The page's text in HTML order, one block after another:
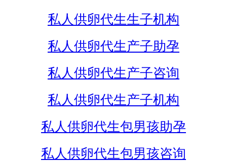
私人供卵代生生子机构
私人供卵代生产子助孕
私人供卵代生产子咨询
私人供卵代生产子机构
私人供卵代生包男孩助孕
私人供卵代生包男孩咨询